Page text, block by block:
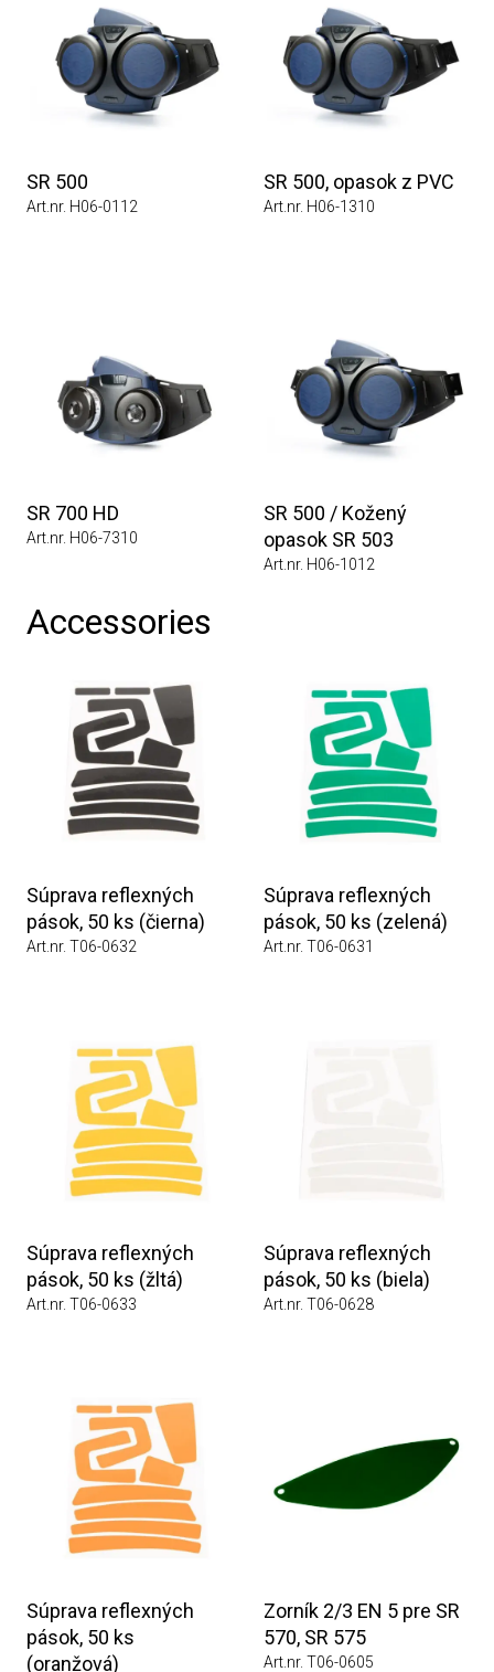
SR 500
Art.nr. H06-0112
SR 500, opasok z PVC
Art.nr. H06-1310
SR 700 HD
Art.nr. H06-7310
SR 500 / Kožený
opasok SR 503
Art.nr. H06-1012
Accessories
Súprava reflexných
pások, 50 ks (čierna)
Art.nr. T06-0632
Súprava reflexných
pások, 50 ks (zelená)
Art.nr. T06-0631
Súprava reflexných
pások, 50 ks (žltá)
Art.nr. T06-0633
Súprava reflexných
pások, 50 ks (biela)
Art.nr. T06-0628
Súprava reflexných
pások, 50 ks
(oranžová)
Zorník 2/3 EN 5 pre SR
570, SR 575
Art.nr. T06-0605